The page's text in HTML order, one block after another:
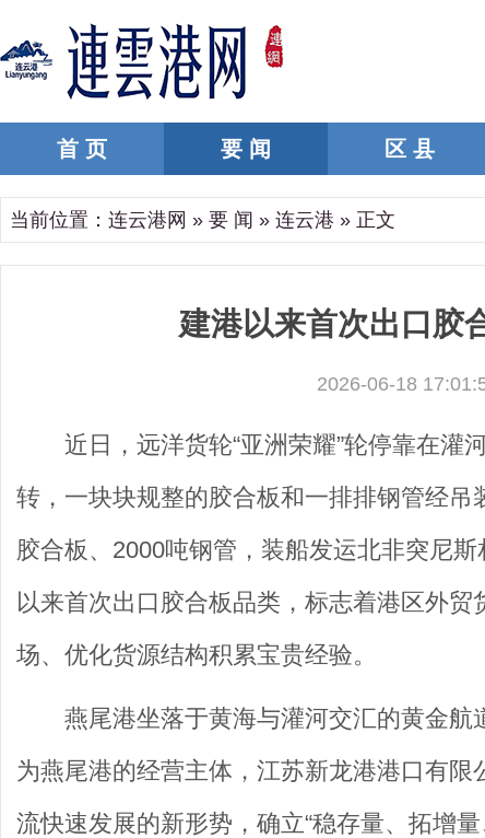
首 页 要 闻 区 县
当前位置： 连云港网 » 要 闻 » 连云港 » 正文
建港以来首次出口胶
2026-06-18
近日，远洋货轮“亚洲荣耀”轮停靠在灌
转，一块块规整的胶合板和一排排钢管经
胶合板、2000吨钢管，装船发运北非突尼
以来首次出口胶合板品类，标志着港区外
场、优化货源结构积累宝贵经验。
燕尾港坐落于黄海与灌河交汇的黄金
为燕尾港的经营主体，江苏新龙港港口有
流快速发展的新形势，确立“稳存量、拓增